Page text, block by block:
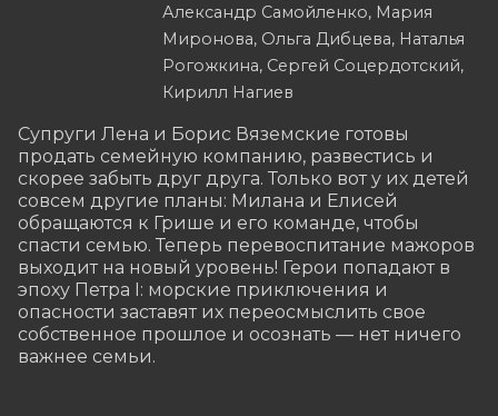
Александр Самойленко, Мария
Миронова, Ольга Дибцева, Наталья
Рогожкина, Сергей Соцердотский,
Кирилл Нагиев
Супруги Лена и Борис Вяземские готовы
продать семейную компанию, развестись и
скорее забыть друг друга. Только вот у их детей
совсем другие планы: Милана и Елисей
обращаются к Грише и его команде, чтобы
спасти семью. Теперь перевоспитание мажоров
выходит на новый уровень! Герои попадают в
эпоху Петра I: морские приключения и
опасности заставят их переосмыслить свое
собственное прошлое и осознать — нет ничего
важнее семьи.